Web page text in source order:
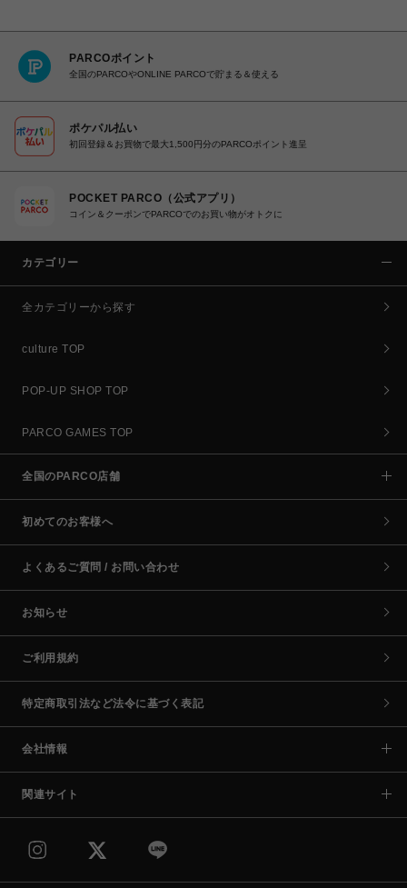
PARCOポイント
全国のPARCOやONLINE PARCOで貯まる＆使える
ポケパル払い
初回登録＆お買物で最大1,500円分のPARCOポイント進呈
POCKET PARCO（公式アプリ）
コイン＆クーポンでPARCOでのお買い物がオトクに
カテゴリー
全カテゴリーから探す
culture TOP
POP-UP SHOP TOP
PARCO GAMES TOP
全国のPARCO店舗
初めてのお客様へ
よくあるご質問 / お問い合わせ
お知らせ
ご利用規約
特定商取引法など法令に基づく表記
会社情報
関連サイト